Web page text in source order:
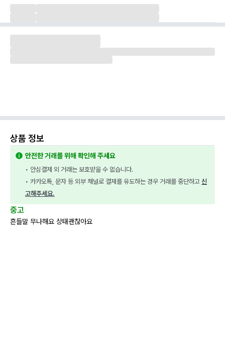
상품 정보
안전한 거래를 위해 확인해 주세요
• 안심결제 외 거래는 보호받을 수 없습니다.
• 카카오톡, 문자 등 외부 채널로 결제를 유도하는 경우 거래를 중단하고 신
고해주세요.
중고
흔들말 무나해요 상태괜찮아요